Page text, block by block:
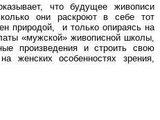
что будущее живописи
они раскроют в себе тот
природой, и только опираясь на
«мужской» живописной школы,
произведения и строить свою
женских особенностях зрения,